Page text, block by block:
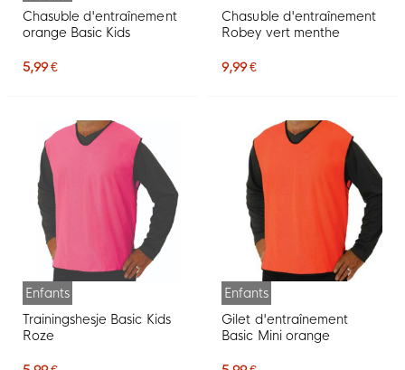
Chasuble d'entraînement
orange Basic Kids
5,99 €
Chasuble d'entraînement
Robey vert menthe
9,99 €
Enfants
Trainingshesje Basic Kids
Roze
Enfants
Gilet d'entraînement
Basic Mini orange